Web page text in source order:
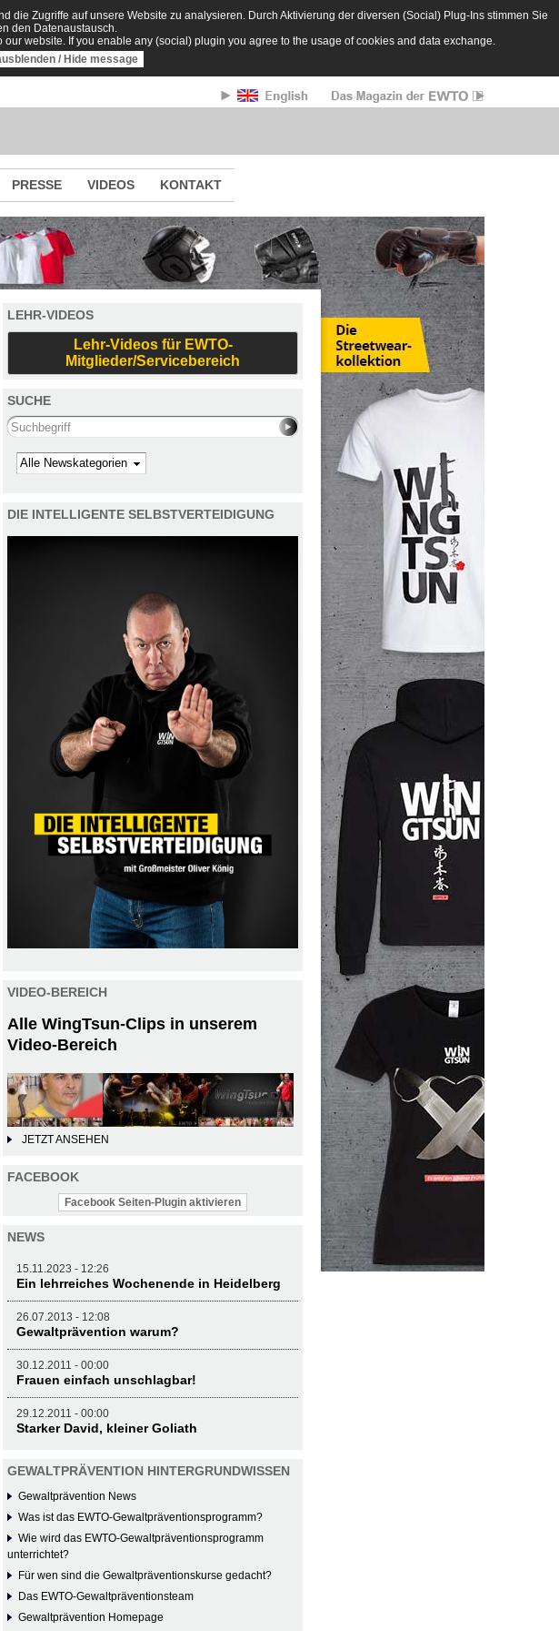
Zugriffe auf unsere Website zu analysieren. Durch Aktivierung der diversen (Social) Plug-Ins stimmen Sie
den Datenaustausch.
website. If you enable any (social) plugin you agree to the usage of cookies and data exchange.
/ Hide message
PRESSE VIDEOS KONTAKT
LEHR-VIDEOS
Lehr-Videos für EWTO-
Mitglieder/Servicebereich
SUCHE
Search this site
Kategorie
DIE INTELLIGENTE SELBSTVERTEIDIGUNG
VIDEO-BEREICH
Alle WingTsun-Clips in unserem
Video-Bereich
JETZT ANSEHEN
FACEBOOK
Facebook Seiten-Plugin aktivieren
NEWS
15.11.2023 - 12:26
Ein lehrreiches Wochenende in Heidelberg
26.07.2013 - 12:08
Gewaltprävention warum?
30.12.2011 - 00:00
Frauen einfach unschlagbar!
29.12.2011 - 00:00
Starker David, kleiner Goliath
GEWALTPRÄVENTION HINTERGRUNDWISSEN
Gewaltprävention News
Was ist das EWTO-Gewaltpräventionsprogramm?
Wie wird das EWTO-Gewaltpräventionsprogramm
unterrichtet?
Für wen sind die Gewaltpräventionskurse gedacht?
Das EWTO-Gewaltpräventionsteam
Gewaltprävention Homepage